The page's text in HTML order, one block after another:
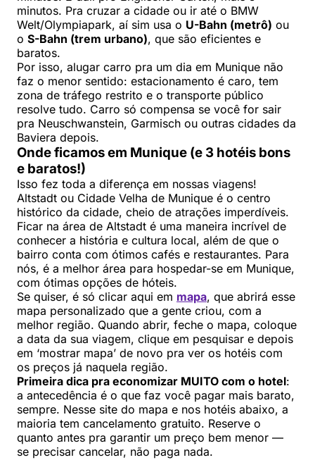
minutos. Pra cruzar a cidade ou ir até o BMW
Welt/Olympiapark, aí sim usa o U-Bahn (metrô) ou
o S-Bahn (trem urbano), que são eficientes e
baratos.
Por isso, alugar carro pra um dia em Munique não
faz o menor sentido: estacionamento é caro, tem
zona de tráfego restrito e o transporte público
resolve tudo. Carro só compensa se você for sair
pra Neuschwanstein, Garmisch ou outras cidades da
Baviera depois.
Onde ficamos em Munique (e 3 hotéis bons
e baratos!)
Isso fez toda a diferença em nossas viagens!
Altstadt ou Cidade Velha de Munique é o centro
histórico da cidade, cheio de atrações imperdíveis.
Ficar na área de Altstadt é uma maneira incrível de
conhecer a história e cultura local, além de que o
bairro conta com ótimos cafés e restaurantes. Para
nós, é a melhor área para hospedar-se em Munique,
com ótimas opções de hóteis.
Se quiser, é só clicar aqui em mapa, que abrirá esse
mapa personalizado que a gente criou, com a
melhor região. Quando abrir, feche o mapa, coloque
a data da sua viagem, clique em pesquisar e depois
em ‘mostrar mapa’ de novo pra ver os hotéis com
os preços já naquela região.
Primeira dica pra economizar MUITO com o hotel:
a antecedência é o que faz você pagar mais barato,
sempre. Nesse site do mapa e nos hotéis abaixo, a
maioria tem cancelamento gratuito. Reserve o
quanto antes pra garantir um preço bem menor —
se precisar cancelar, não paga nada.